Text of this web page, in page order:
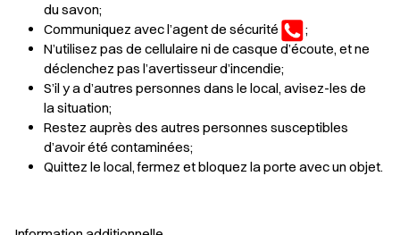
du savon;
Communiquez avec l’agent de sécurité
;
N’utilisez pas de cellulaire ni de casque d’écoute, et ne
déclenchez pas l’avertisseur d’incendie;
S’il y a d’autres personnes dans le local, avisez-les de
la situation;
Restez auprès des autres personnes susceptibles
d’avoir été contaminées;
Quittez le local, fermez et bloquez la porte avec un objet.